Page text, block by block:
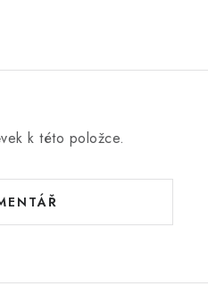
k této položce.